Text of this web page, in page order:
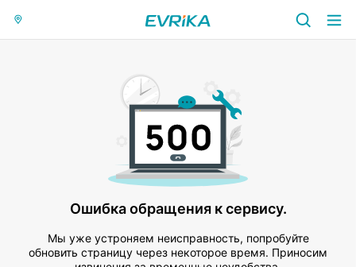
Ошибка обращения к сервису.
Мы уже устроняем неисправность, попробуйте
обновить страницу через некоторое время. Приносим